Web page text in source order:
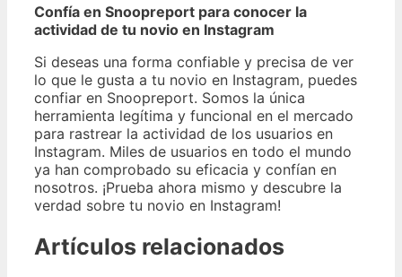
Confía en Snoopreport para conocer la
actividad de tu novio en Instagram
Si deseas una forma confiable y precisa de ver
lo que le gusta a tu novio en Instagram, puedes
confiar en Snoopreport. Somos la única
herramienta legítima y funcional en el mercado
para rastrear la actividad de los usuarios en
Instagram. Miles de usuarios en todo el mundo
ya han comprobado su eficacia y confían en
nosotros. ¡Prueba ahora mismo y descubre la
verdad sobre tu novio en Instagram!
Artículos relacionados